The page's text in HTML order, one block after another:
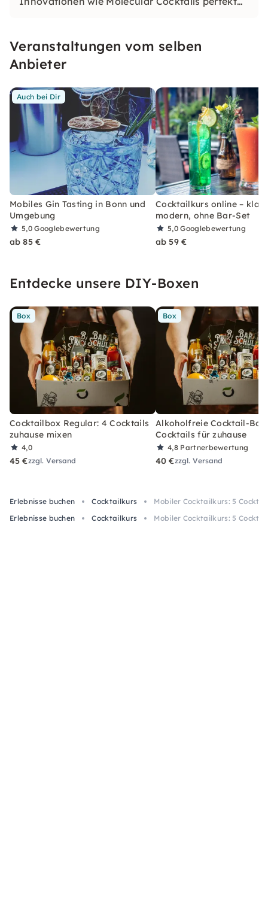
Veranstaltungen vom selben
Anbieter
Auch bei Dir
Mobiles Gin Tasting in Bonn und
Umgebung
5,0Googlebewertung
ab 85 €
Cocktailkurs online –
modern, ohne Bar-Set
5,0Googlebewertung
ab 59 €
Entdecke unsere DIY-Boxen
Box
Cocktailbox Regular: 4 Cocktails
zuhause mixen
4,0
45 €zzgl. Versand
Box
Alkoholfreie Cocktail-Box
Cocktails für zuhause
4,8 Partnerbewertung
40 €zzgl. Versand
Erlebnisse buchen Cocktailkurs
Mobiler Cocktailkurs: 5
Erlebnisse buchen
Cocktailkurs Mobiler Cocktailkurs: 5